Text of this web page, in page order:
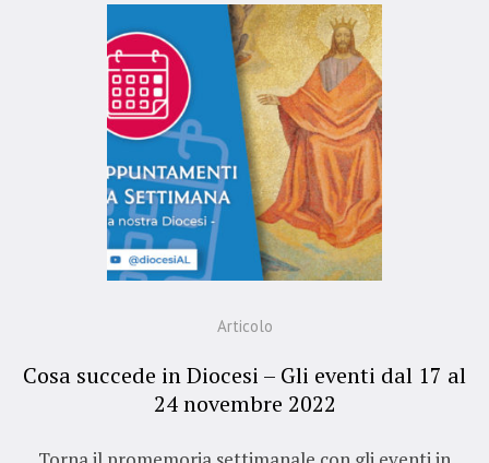
Articolo
Cosa succede in Diocesi – Gli eventi dal 17 al
24 novembre 2022